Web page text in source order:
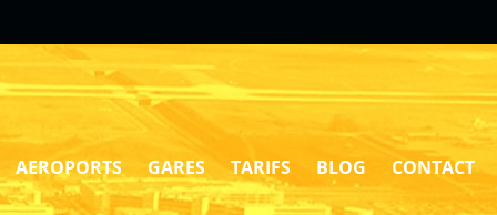
AEROPORTS GARES TARIFS BLOG CONTACT